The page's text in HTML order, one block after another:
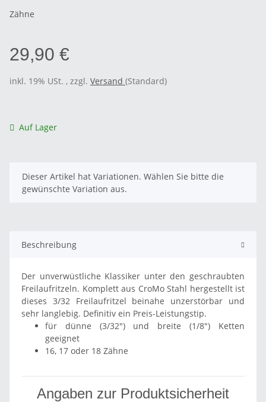
Zähne
29,90 €
inkl. 19% USt. , zzgl. Versand (Standard)
Auf Lager
x
Dieser Artikel hat Variationen. Wählen Sie bitte die
gewünschte Variation aus.
Beschreibung
Der unverwüstliche Klassiker unter den geschraubten
Freilaufritzeln. Komplett aus CroMo Stahl hergestellt ist
dieses 3/32 Freilaufritzel beinahe unzerstörbar und
sehr langlebig. Definitiv ein Preis-Leistungstip.
für dünne (3/32") und breite (1/8") Ketten
geeignet
16, 17 oder 18 Zähne
Angaben zur Produktsicherheit